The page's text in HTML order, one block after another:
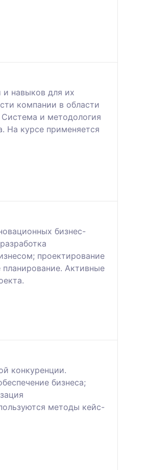
и навыков для их
компании в области
Система и методология
На курсе применяется
бизнес-
проектирование
Активные
конкуренции.
бизнеса;
методы кейс-